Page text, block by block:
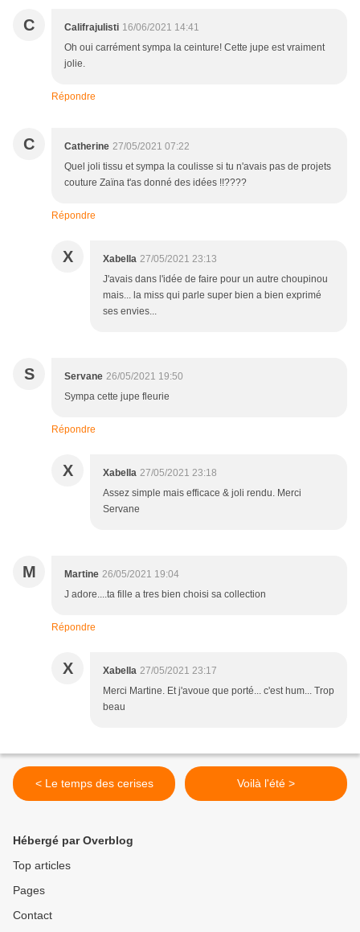
C Califrajulisti 16/06/2021 14:41
Oh oui carrément sympa la ceinture! Cette jupe est vraiment
jolie.
Répondre
C Catherine 27/05/2021 07:22
Quel joli tissu et sympa la coulisse si tu n'avais pas de projets
couture Zaïna t'as donné des idées !!????
Répondre
X Xabella 27/05/2021 23:13
J'avais dans l'idée de faire pour un autre choupinou
mais... la miss qui parle super bien a bien exprimé
ses envies...
S Servane 26/05/2021 19:50
Sympa cette jupe fleurie
Répondre
X Xabella 27/05/2021 23:18
Assez simple mais efficace & joli rendu. Merci
Servane
M Martine 26/05/2021 19:04
J adore....ta fille a tres bien choisi sa collection
Répondre
X Xabella 27/05/2021 23:17
Merci Martine. Et j'avoue que porté... c'est hum... Trop
beau
< Le temps des cerises Voilà l'été >
Hébergé par Overblog
Top articles
Pages
Contact